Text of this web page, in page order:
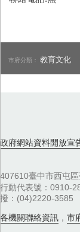
市府分類：教育文化
政府網站資料開放宣
407610臺中市西屯
行動代表號：0910-
撥：(04)2220-3585
各機關聯絡資訊 ， 市